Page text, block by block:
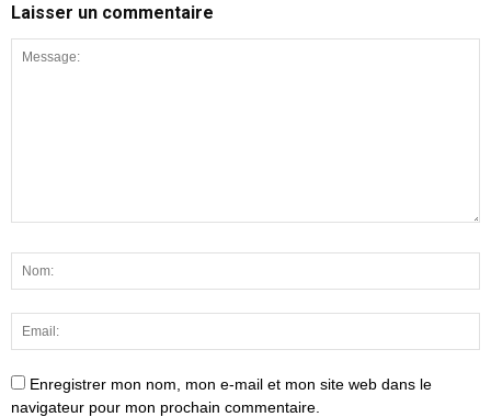
Laisser un commentaire
Enregistrer mon nom, mon e-mail et mon site web dans le
navigateur pour mon prochain commentaire.